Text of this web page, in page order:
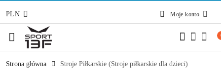
Przejdź do treści głównej
Przejdź do wyszukiwarki
Przejdź do moje konto
Przejdź do menu głównego
Przejdź do opisu produktu
Przejdź do stopki
PLN Moje konto
Strona główna Stroje Piłkarskie (Stroje piłkarskie dla dzieci)